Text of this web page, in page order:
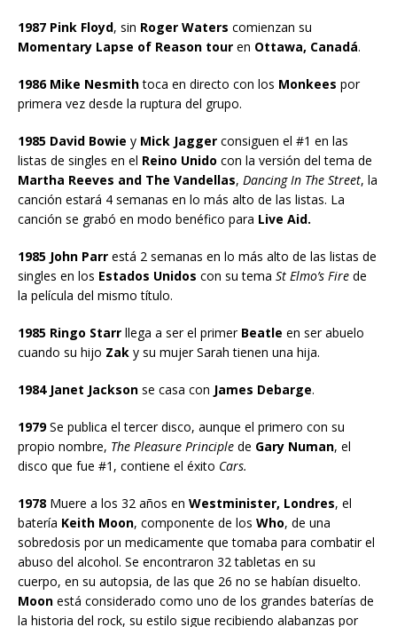
1987 Pink Floyd, sin Roger Waters comienzan su
Momentary Lapse of Reason tour en Ottawa, Canadá.
1986 Mike Nesmithtoca en directo con los Monkees por
primera vez desde la ruptura del grupo.
1985 David Bowie y Mick Jagger consiguen el #1 en las
listas de singles en el Reino Unido con la versión del tema de
Martha Reeves and The Vandellas, Dancing In The Street, la
canción estará 4 semanas en lo más alto de las listas. La
canción se grabó en modo benéfico para Live Aid.
1985 John Parr está 2 semanas en lo más alto de las listas de
singles en los Estados Unidos con su tema St Elmo’s Fire de
la película del mismo título.
1985 Ringo Starr llega a ser el primer Beatle en ser abuelo
cuando su hijo Zak y su mujer Sarah tienen una hija.
1984 Janet Jackson se casa con James Debarge.
1979Se publica el tercer disco, aunque el primero con su
propio nombre, The Pleasure Principle de Gary Numan, el
disco que fue #1, contiene el éxito Cars.
1978 Muere a los 32 años en Westminister, Londres, el
batería Keith Moon, componente de los Who, de una
sobredosis por un medicamente que tomaba para combatir el
abuso del alcohol. Se encontraron 32 tabletas en su
cuerpo, en su autopsia, de las que 26 no se habían disuelto.
Moon está considerado como uno de los grandes baterías de
la historia del rock, su estilo sigue recibiendo alabanzas por